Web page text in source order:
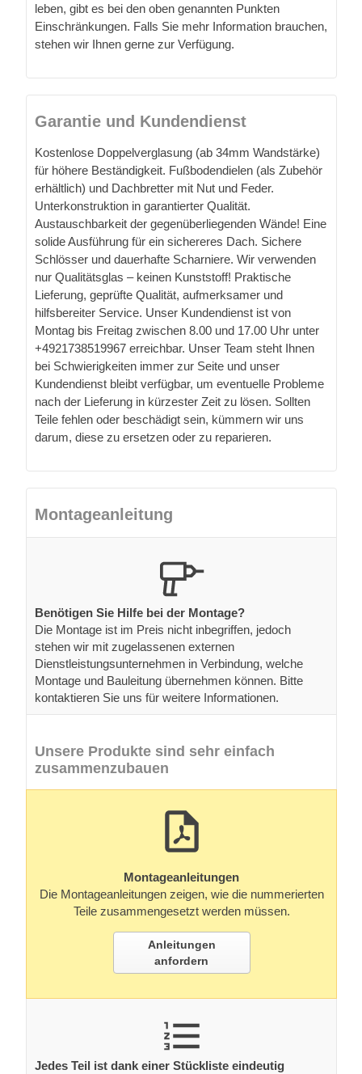
leben, gibt es bei den oben genannten Punkten
Einschränkungen. Falls Sie mehr Information brauchen,
stehen wir Ihnen gerne zur Verfügung.
Garantie und Kundendienst
Kostenlose Doppelverglasung (ab 34mm Wandstärke)
für höhere Beständigkeit. Fußbodendielen (als Zubehör
erhältlich) und Dachbretter mit Nut und Feder.
Unterkonstruktion in garantierter Qualität.
Austauschbarkeit der gegenüberliegenden Wände! Eine
solide Ausführung für ein sichereres Dach. Sichere
Schlösser und dauerhafte Scharniere. Wir verwenden
nur Qualitätsglas – keinen Kunststoff! Praktische
Lieferung, geprüfte Qualität, aufmerksamer und
hilfsbereiter Service. Unser Kundendienst ist von
Montag bis Freitag zwischen 8.00 und 17.00 Uhr unter
+4921738519967 erreichbar. Unser Team steht Ihnen
bei Schwierigkeiten immer zur Seite und unser
Kundendienst bleibt verfügbar, um eventuelle Probleme
nach der Lieferung in kürzester Zeit zu lösen. Sollten
Teile fehlen oder beschädigt sein, kümmern wir uns
darum, diese zu ersetzen oder zu reparieren.
Montageanleitung
Benötigen Sie Hilfe bei der Montage?
Die Montage ist im Preis nicht inbegriffen, jedoch
stehen wir mit zugelassenen externen
Dienstleistungsunternehmen in Verbindung, welche
Montage und Bauleitung übernehmen können. Bitte
kontaktieren Sie uns für weitere Informationen.
Unsere Produkte sind sehr einfach
zusammenzubauen
Montageanleitungen
Die Montageanleitungen zeigen, wie die nummerierten
Teile zusammengesetzt werden müssen.
Anleitungen
anfordern
Jedes Teil ist dank einer Stückliste eindeutig